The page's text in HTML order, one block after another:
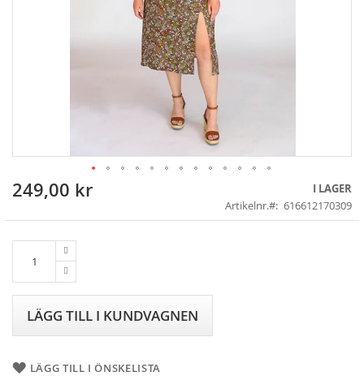
Skip
the
249,00 kr
I LAGER
Artikelnr.
616612170309
LÄGG TILL I KUNDVAGNEN
LÄGG TILL I ÖNSKELISTA